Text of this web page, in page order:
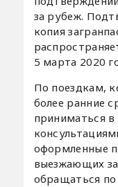
за рубеж.
копия
5 марта 2020
По поездкам,
более ранние
приниматься
оформленные
выезжающих
обращаться по